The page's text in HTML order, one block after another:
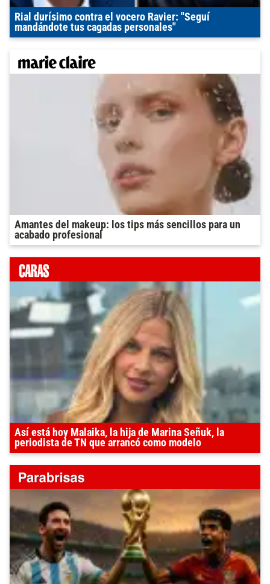
Rial durísimo contra el vocero Ravier: "Seguí
mandándote tus cagadas personales"
Amantes del makeup: los tips más sencillos para un
acabado profesional
Así está hoy Malaika, la hija de Marina Señuk, la
periodista de TN que arrancó como modelo